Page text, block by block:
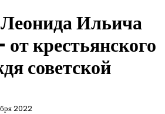
Ильича
крестьянского
советской
2022